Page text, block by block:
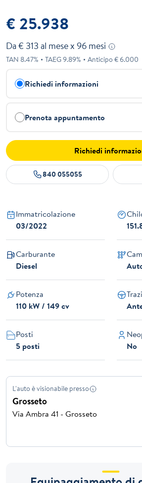
€ 25.938
Da € 313 al mese x 96 mesi
TAN 8.47% TAEG9.89% Anticipo € 6.000
Richiedi informazioni
Prenota appuntamento
Richiedi
840 055055
Immatricolazione
03/2022
Carburante
Diesel
Potenza
110 kW / 149 cv
Posti
5 posti
No
L'auto è visionabile presso
Grosseto
Via Ambra 41 - Grosseto